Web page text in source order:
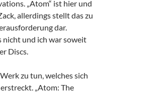
„Atom“ ist hier und
allerdings stellt das zu
dar.
nicht und ich war soweit
Discs.
zu tun, welches sich
„Atom: The